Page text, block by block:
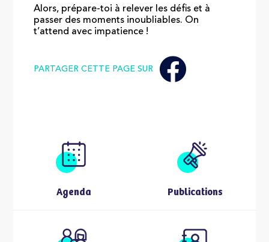
Agenda Publications
Alors, prépare-toi à relever les défis et à
passer des moments inoubliables. On
t’attend avec impatience !
PARTAGER CETTE PAGE SUR